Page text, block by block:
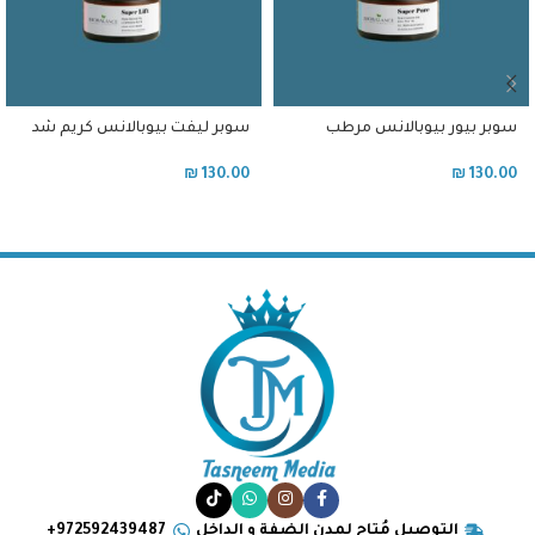
سوبر بيور بيوبالانس مرطب
نيوسيناميد
₪ 130.00
سوبر ليفت بيوبالانس كريم شد
بالريتينول
₪ 130.00